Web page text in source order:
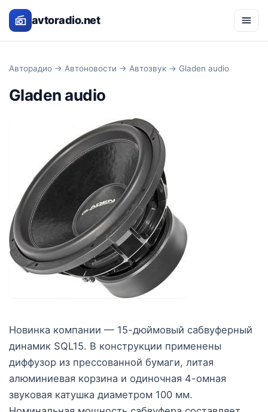
avtoradio.net
Авторадио → Автоновости → Автозвук → Gladen audio
Gladen audio
Новинка компании — 15-дюймовый сабвуферный
динамик SQL15. В конструкции применены
диффузор из прессованной бумаги, литая
алюминиевая корзина и одиночная 4-омная
звуковая катушка диаметром 100 мм.